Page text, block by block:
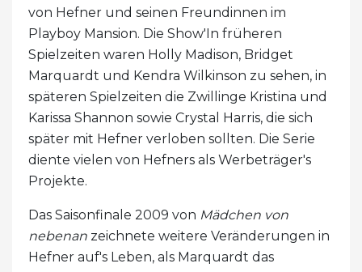
von Hefner und seinen Freundinnen im
Playboy Mansion. Die Show'In früheren
Spielzeiten waren Holly Madison, Bridget
Marquardt und Kendra Wilkinson zu sehen, in
späteren Spielzeiten die Zwillinge Kristina und
Karissa Shannon sowie Crystal Harris, die sich
später mit Hefner verloben sollten. Die Serie
diente vielen von Hefners als Werbeträger's
Projekte.
Das Saisonfinale 2009 von Mädchen von
nebenan zeichnete weitere Veränderungen in
Hefner auf's Leben, als Marquardt das